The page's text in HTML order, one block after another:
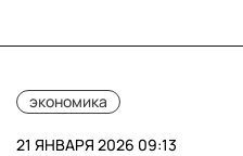
экономика
21 ЯНВАРЯ 2026 09:13